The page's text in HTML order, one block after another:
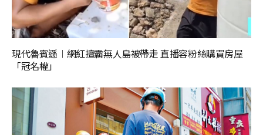
現代魯賓遜︱網紅擅霸無人島被帶走 直播容粉絲購買房屋
「冠名權」